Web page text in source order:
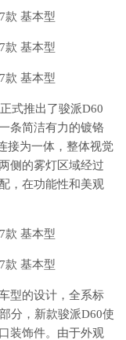
式推出了骏派D60
条简洁有力的镀铬
接为一体，整体视觉
侧的雾灯区域经过
，在功能性和美观
的设计，全系标
分，新款骏派D60使
装饰件。由于外观